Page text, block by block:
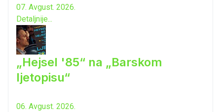
07. Avgust. 2026.
Detaljnije...
„Hejsel '85“ na „Barskom
ljetopisu“
06. Avgust. 2026.